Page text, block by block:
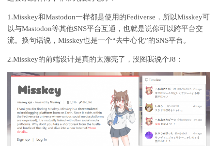
1.Misskey和Mastodon一样都是使用的Fediverse，所以Misskey可
以与Mastodon等其他SNS平台互通，也就是说你可以跨平台交
流。换句话说，Misskey也是一个“去中心化”的SNS平台。
2.Misskey的前端设计是真的太漂亮了，没图我说个J8：